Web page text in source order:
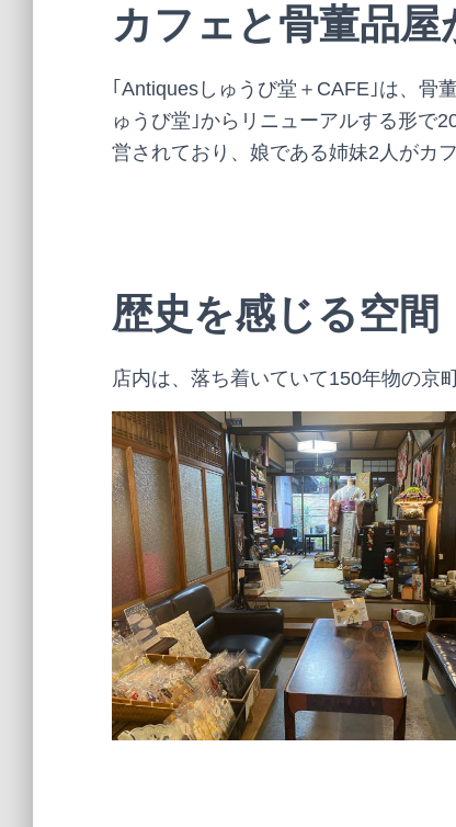
カフェと骨董品屋
｢Antiquesしゅうび堂＋CAFE｣は、骨
ゅうび堂｣からリニューアルする形で
営されており、娘である姉妹2人がカ
歴史を感じる空間
店内は、落ち着いていて150年物の京